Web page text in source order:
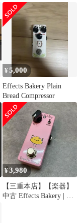
¥5,000
Effects Bakery Plain
Bread Compressor
¥3,980
【三重本店】【楽器】
中古 Effects Bakery | エ